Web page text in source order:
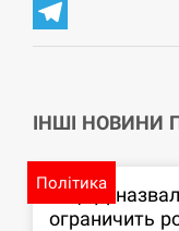
Messenger
Telegram
ІНШІ НОВИНИ
Політика
В ЦПД
ограничить